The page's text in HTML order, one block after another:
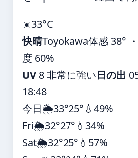
☀️33°C
快晴Toyokawa体感 38°
度 60%
UV 8 非常に強い日の出
18:48
今日🌦️33°25° 💧49%
Fri🌦️32°27° 💧34%
Sat🌦️32°25° 💧57%